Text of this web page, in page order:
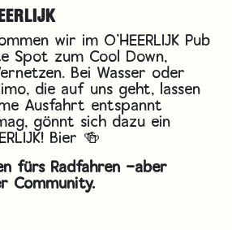
wir im O’HEERLIJK Pub
Spot zum Cool Down,
Bei Wasser oder
die auf uns geht, lassen
Ausfahrt entspannt
gönnt sich dazu ein
Bier 🍻
fürs Radfahren –aber
Community.